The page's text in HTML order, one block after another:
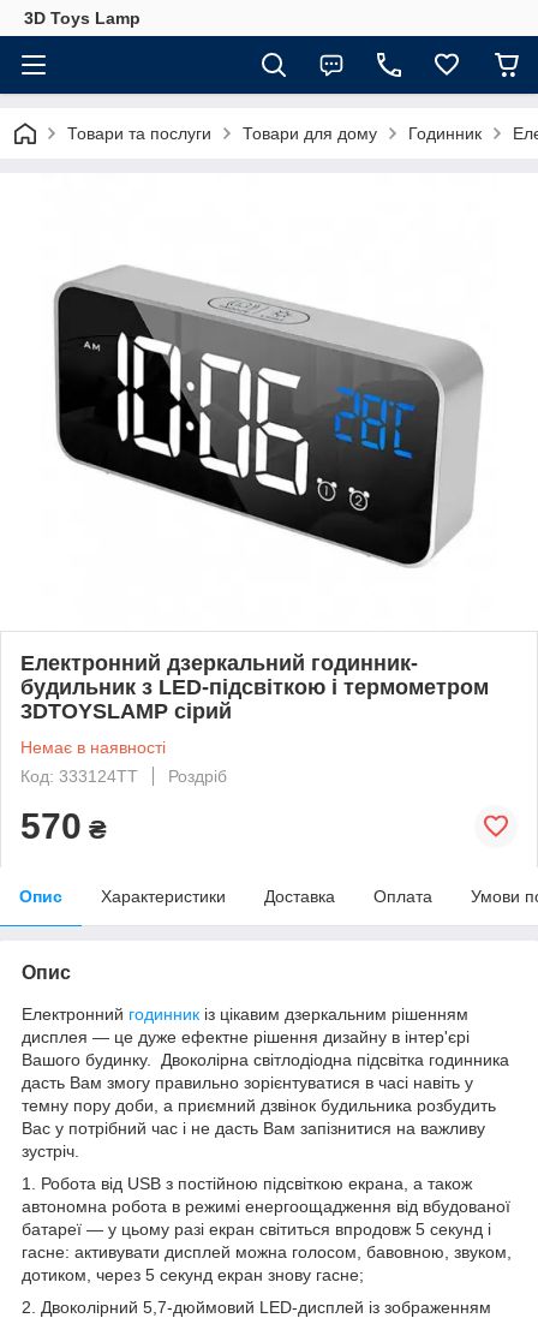
3D Toys Lamp
Товари та послуги Товари для дому Годинник
Електронний дзеркальний годинник-
будильник з LED-підсвіткою і термометром
3DTOYSLAMP сірий
Немає в наявності
Код: 333124ТТ
Роздріб
570 ₴
Опис Характеристики Доставка Оплата Умови
Опис
Електронний годинник із цікавим дзеркальним рішенням
дисплея — це дуже ефектне рішення дизайну в інтер'єрі
Вашого будинку. Двоколірна світлодіодна підсвітка годинника
дасть Вам змогу правильно зорієнтуватися в часі навіть у
темну пору доби, а приємний дзвінок будильника розбудить
Вас у потрібний час і не дасть Вам запізнитися на важливу
зустріч.
1. Робота від USB з постійною підсвіткою екрана, а також
автономна робота в режимі енергоощадження від вбудованої
батареї — у цьому разі екран світиться впродовж 5 секунд і
гасне: активувати дисплей можна голосом, бавовною, звуком,
дотиком, через 5 секунд екран знову гасне;
2. Двоколірний 5,7-дюймовий LED-дисплей із зображенням